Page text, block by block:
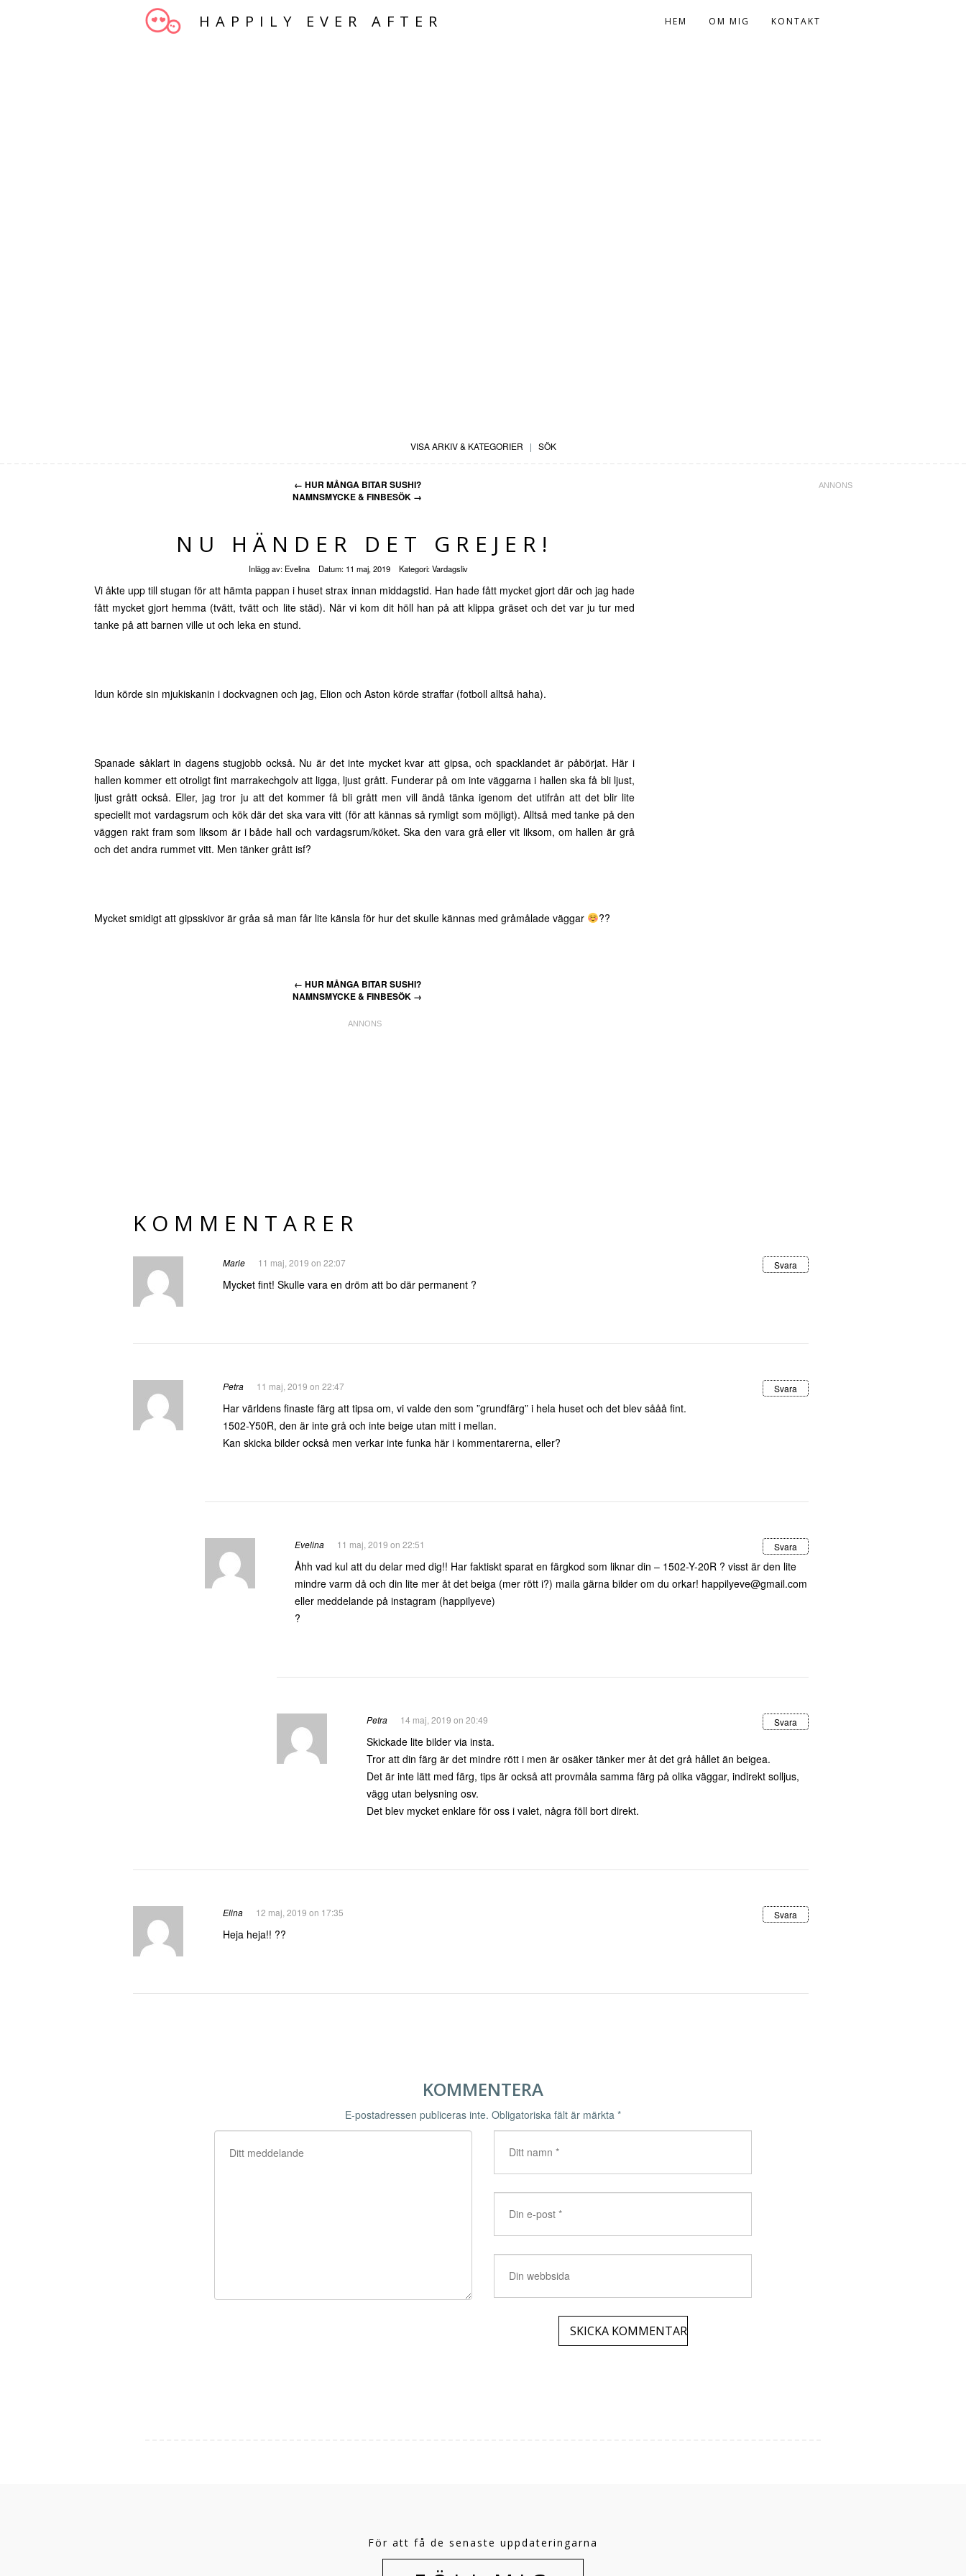
HAPPILY EVER AFTER HEM OM MIG KONTAKT
VISA ARKIV & KATEGORIER | SÖK
← HUR MÅNGA BITAR SUSHI?
NAMNSMYCKE & FINBESÖK →
NU HÄNDER DET GREJER!
Inlägg av: Evelina Datum: 11 maj, 2019 Kategori:Vardagsliv
Vi åkte upp till stugan för att hämta pappan i huset strax innan middagstid. Han hade fått mycket gjort där och jag hade
fått mycket gjort hemma (tvätt, tvätt och lite städ). När vi kom dit höll han på att klippa gräset och det var ju tur med
tanke på att barnen ville ut och leka en stund.
Idun körde sin mjukiskanin i dockvagnen och jag, Elion och Aston körde straffar (fotboll alltså haha).
Spanade såklart in dagens stugjobb också. Nu är det inte mycket kvar att gipsa, och spacklandet är påbörjat. Här i
hallen kommer ett otroligt fint marrakechgolv att ligga, ljust grått. Funderar på om inte väggarna i hallen ska få bli ljust,
ljust grått också. Eller, jag tror ju att det kommer få bli grått men vill ändå tänka igenom det utifrån att det blir lite
speciellt mot vardagsrum och kök där det ska vara vitt (för att kännas så rymligt som möjligt). Alltså med tanke på den
väggen rakt fram som liksom är i både hall och vardagsrum/köket. Ska den vara grå eller vit liksom, om hallen är grå
och det andra rummet vitt. Men tänker grått isf?
Mycket smidigt att gipsskivor är gråa så man får lite känsla för hur det skulle kännas med gråmålade väggar ??
← HUR MÅNGA BITAR SUSHI?
NAMNSMYCKE & FINBESÖK →
KOMMENTARER
Marie 11 maj, 2019 on 22:07 Svara
Mycket fint! Skulle vara en dröm att bo där permanent ?
Petra 11 maj, 2019 on 22:47 Svara
Har världens finaste färg att tipsa om, vi valde den som ”grundfärg” i hela huset och det blev sååå fint.
1502-Y50R, den är inte grå och inte beige utan mitt i mellan.
Kan skicka bilder också men verkar inte funka här i kommentarerna, eller?
Evelina 11 maj, 2019 on 22:51 Svara
Åhh vad kul att du delar med dig!! Har faktiskt sparat en färgkod som liknar din – 1502-Y-20R ? visst är den lite
mindre varm då och din lite mer åt det beiga (mer rött i?) maila gärna bilder om du orkar! happilyeve@gmail.com
eller meddelande på instagram (happilyeve)
?
Petra 14 maj, 2019 on 20:49 Svara
Skickade lite bilder via insta.
Tror att din färg är det mindre rött i men är osäker tänker mer åt det grå hållet än beigea.
Det är inte lätt med färg, tips är också att provmåla samma färg på olika väggar, indirekt solljus,
vägg utan belysning osv.
Det blev mycket enklare för oss i valet, några föll bort direkt.
Elina 12 maj, 2019 on 17:35 Svara
Heja heja!! ??
KOMMENTERA
E-postadressen publiceras inte. Obligatoriska fält är märkta *
För att få de senaste uppdateringarna